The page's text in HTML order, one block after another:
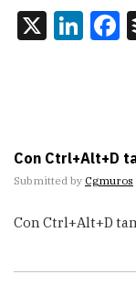
X
Con Ctrl+Alt+D
Submitted by Cgmuros
Con Ctrl+Alt+D